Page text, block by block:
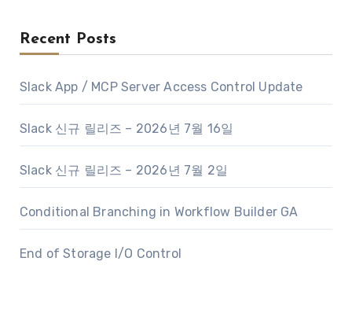
Recent Posts
Slack App / MCP Server Access Control Update
Slack 신규 릴리즈 – 2026년 7월 16일
Slack 신규 릴리즈 – 2026년 7월 2일
Conditional Branching in Workflow Builder GA
End of Storage I/O Control